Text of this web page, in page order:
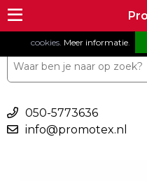
050-5773636
info@promotex.nl
Om onze website goed te
cookies. Meer informatie.